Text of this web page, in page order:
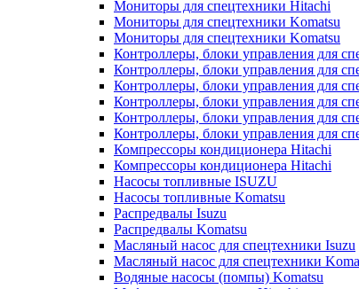
Мониторы для спецтехники Hitachi
Мониторы для спецтехники Komatsu
Мониторы для спецтехники Komatsu
Контроллеры, блоки управления для
Контроллеры, блоки управления для
Контроллеры, блоки управления для
Контроллеры, блоки управления для
Контроллеры, блоки управления для
Контроллеры, блоки управления для
Компрессоры кондиционера Hitachi
Компрессоры кондиционера Hitachi
Насосы топливные ISUZU
Насосы топливные Komatsu
Распредвалы Isuzu
Распредвалы Komatsu
Масляный насос для спецтехники Isuzu
Масляный насос для спецтехники
Водяные насосы (помпы) Komatsu